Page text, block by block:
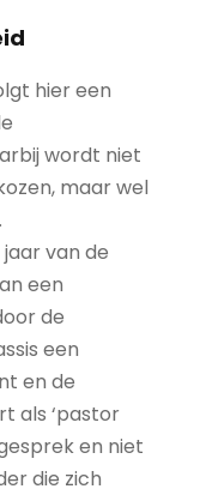
hier een
wordt niet
maar wel
.
van de
een
de
een
en de
als ‘pastor
en niet
die zich